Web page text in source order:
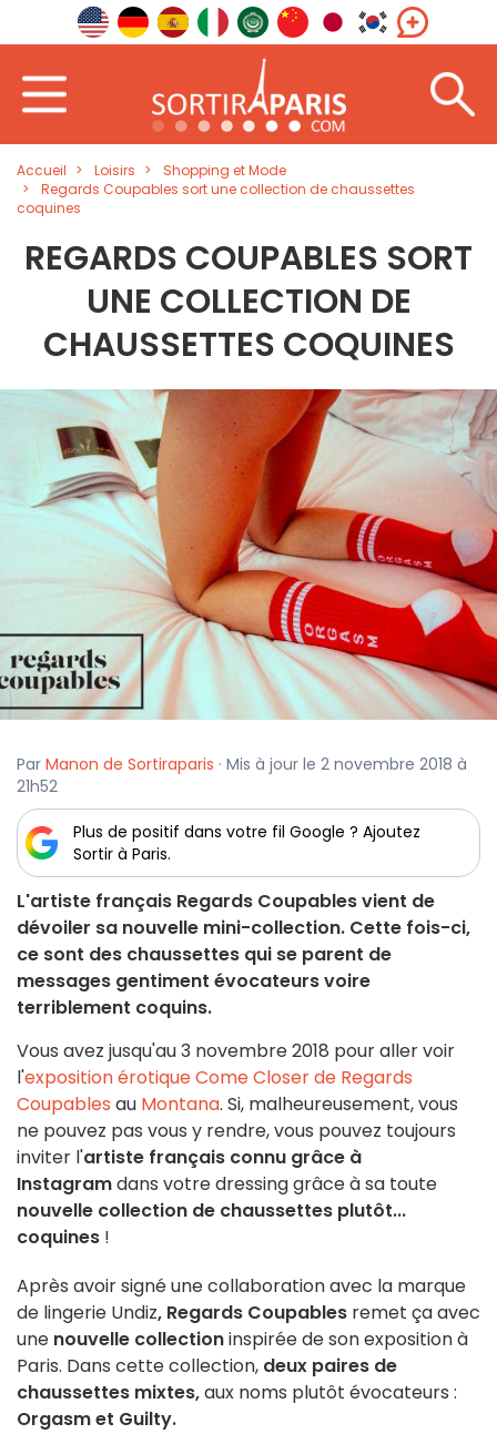
Accueil Loisirs
Shopping et Mode
Regards Coupables sort une collection de chaussettes
coquines
REGARDS COUPABLES SORT
UNE COLLECTION DE
CHAUSSETTES COQUINES
Par Manon de Sortiraparis · Mis à jour le 2 novembre 2018 à
21h52
Plus de positif dans votre fil Google ? Ajoutez
Sortir à Paris.
L'artiste français Regards Coupables vient de
dévoiler sa nouvelle mini-collection. Cette fois-ci,
ce sont des chaussettes qui se parent de
messages gentiment évocateurs voire
terriblement coquins.
Vous avez jusqu'au 3 novembre 2018 pour aller voir
l'exposition érotique Come Closer de Regards
Coupables au Montana. Si, malheureusement, vous
ne pouvez pas vous y rendre, vous pouvez toujours
inviter l'artiste français connu grâce à
Instagramdans votre dressing grâce à sa toute
nouvelle collection de chaussettes plutôt...
coquines !
Après avoir signé une collaboration avec la marque
de lingerie Undiz, Regards Coupables remet ça avec
une nouvelle collectioninspirée de son exposition à
Paris. Dans cette collection, deux paires de
chaussettes mixtes,aux noms plutôt évocateurs :
Orgasm et Guilty.